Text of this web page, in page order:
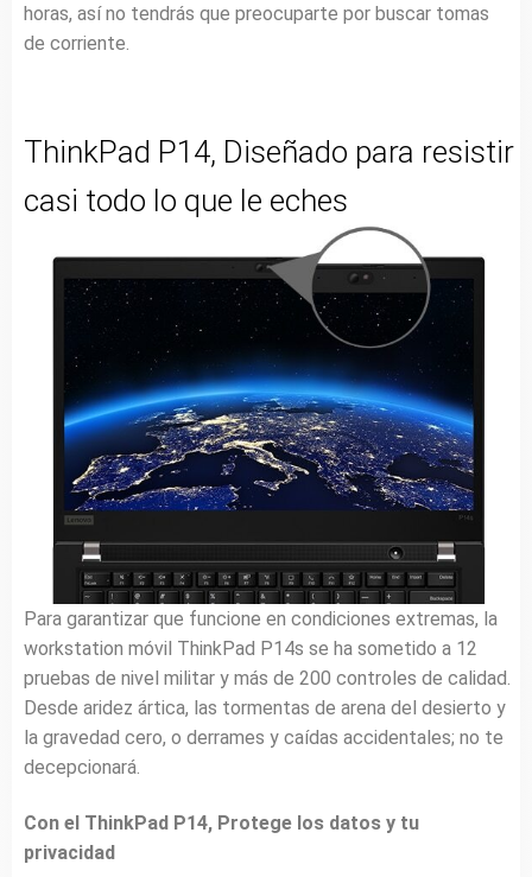
horas, así no tendrás que preocuparte por buscar tomas
de corriente.
ThinkPad P14, Diseñado para resistir
casi todo lo que le eches
Para garantizar que funcione en condiciones extremas, la
workstation móvil ThinkPad P14s se ha sometido a 12
pruebas de nivel militar y más de 200 controles de calidad.
Desde aridez ártica, las tormentas de arena del desierto y
la gravedad cero, o derrames y caídas accidentales; no te
decepcionará.
Con el ThinkPad P14, Protege los datos y tu
privacidad